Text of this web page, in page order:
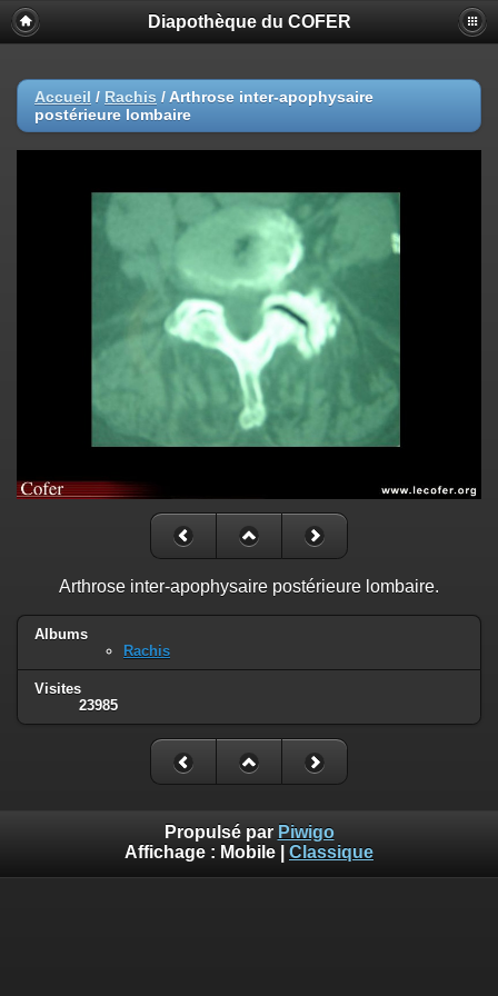
Diapothèque du COFER
Accueil / Rachis / Arthrose inter-apophysaire
postérieure lombaire
Arthrose inter-apophysaire postérieure lombaire.
Albums
Rachis
Visites
23985
Propulsé par Piwigo
Affichage : Mobile Classique